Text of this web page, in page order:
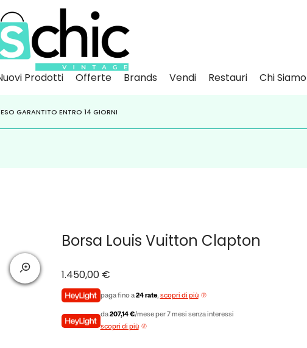
Prodotti Offerte Brands Vendi Restauri Chi Siamo
CONKLARNA,HEYLIGHT,APPAGO
NON PERDERE SCONTI E OFFERTE IMPERDIBILI!
GARANTITO ENTRO 14 GIORNI
Borsa Louis Vuitton Clapton
1.450,00 €
paga fino a24 rate, scopri di più
da207,14 €/mese per 7 mesi senza interessi
scopri di più